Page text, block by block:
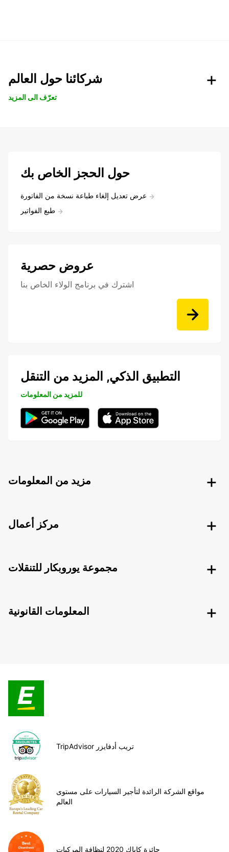
شركائنا حول العالم
تعرّف الى المزيد
حول الحجز الخاص بك
عرض تعديل إلغاء طباعة نسخة من الفاتورة
طبع الفواتير
عروض حصرية
اشترك في برنامج الولاء الخاص بنا
التطبيق الذكي, المزيد من التنقل
للمزيد من المعلومات
مزيد من المعلومات
مركز أعمال
مجموعة يوروبكار للتنقلات
المعلومات القانونية
TripAdvisor تريب أدفايزر
مواقع الشركة الرائدة لتأجير السيارات على مستوى
العالم
جائزة كاياك 2020 لنظافة المركبات